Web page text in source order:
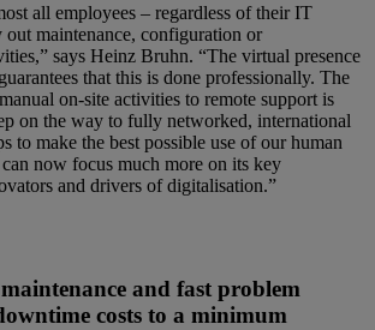
all employees – regardless of their IT
out maintenance, configuration or
says Heinz Bruhn. “The virtual presence
that this is done professionally. The
on-site activities to remote support is
on the way to fully networked, international
to make the best possible use of our human
now focus much more on its key
and drivers of digitalisation.”
and fast problem
costs to a minimum